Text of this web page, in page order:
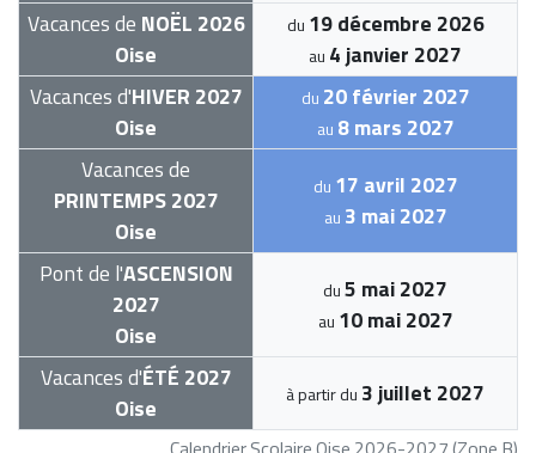
Vacances de NOËL 2026
Oise
du 19 décembre 2026
au 4 janvier 2027
Vacances d'HIVER 2027
Oise
du 20 février 2027
au 8 mars 2027
Vacances de
PRINTEMPS 2027
Oise
du 17 avril 2027
au 3 mai 2027
Pont de l'ASCENSION
2027
Oise
du5 mai 2027
au 10 mai 2027
Vacances d'ÉTÉ 2027
Oise
à partir du 3 juillet 2027